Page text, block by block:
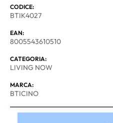
CODICE:
BTIK4027
EAN:
8005543610510
CATEGORIA:
LIVING NOW
MARCA:
BTICINO